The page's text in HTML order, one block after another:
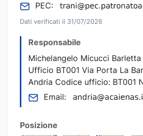
PEC:
Dati verificati il 31/07/2026
Responsabile
Michelangelo Micucci
Ufficio BT001 Via Porta La
Andria Codice ufficio: BT001
Email:
Posizione